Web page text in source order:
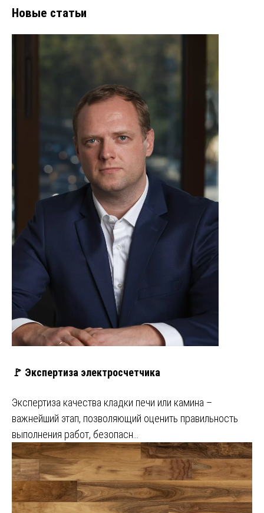
Новые статьи
🚩 Экспертиза электросчетчика
Экспертиза качества кладки печи или камина –
важнейший этап, позволяющий оценить правильность
выполнения работ, безопасн…